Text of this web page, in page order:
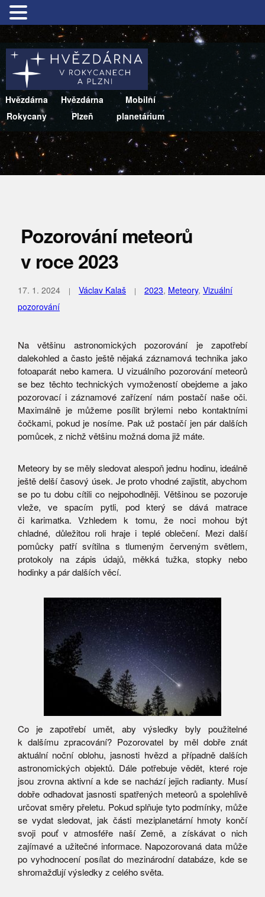
Hvězdárna
Rokycany
Hvězdárna
Plzeň
Mobilní
planetárium
Pozorování meteorů
v roce 2023
17. 1. 2024 Václav Kalaš 2023, Meteory, Vizuální
pozorování
Na většinu astronomických pozorování je zapotřebí
dalekohled a často ještě nějaká záznamová technika jako
fotoaparát nebo kamera. U vizuálního pozorování meteorů
se bez těchto technických vymožeností obejdeme a jako
pozorovací i záznamové zařízení nám postačí naše oči.
Maximálně je můžeme posílit brýlemi nebo kontaktními
čočkami, pokud je nosíme. Pak už postačí jen pár dalších
pomůcek, z nichž většinu možná doma již máte.
Meteory by se měly sledovat alespoň jednu hodinu, ideálně
ještě delší časový úsek. Je proto vhodné zajistit, abychom
se po tu dobu cítili co nejpohodlněji. Většinou se pozoruje
vleže, ve spacím pytli, pod který se dává matrace
či karimatka. Vzhledem k tomu, že noci mohou být
chladné, důležitou roli hraje i teplé oblečení. Mezi další
pomůcky patří svítilna s tlumeným červeným světlem,
protokoly na zápis údajů, měkká tužka, stopky nebo
hodinky a pár dalších věcí.
Co je zapotřebí umět, aby výsledky byly použitelné
k dalšímu zpracování? Pozorovatel by měl dobře znát
aktuální noční oblohu, jasnosti hvězd a případně dalších
astronomických objektů. Dále potřebuje vědět, které roje
jsou zrovna aktivní a kde se nachází jejich radianty. Musí
dobře odhadovat jasnosti spatřených meteorů a spolehlivě
určovat směry přeletu. Pokud splňuje tyto podmínky, může
se vydat sledovat, jak části meziplanetární hmoty končí
svoji pouť v atmosféře naší Země, a získávat o nich
zajímavé a užitečné informace. Napozorovaná data může
po vyhodnocení posílat do mezinárodní databáze, kde se
shromažďují výsledky z celého světa.